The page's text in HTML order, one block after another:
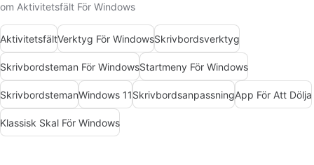
om Aktivitetsfält För Windows
AktivitetsfältVerktyg För WindowsSkrivbordsverktyg
Skrivbordsteman För WindowsStartmeny För Windows
SkrivbordstemanWindows 11SkrivbordsanpassningApp För Att Dölja
Klassisk Skal För Windows